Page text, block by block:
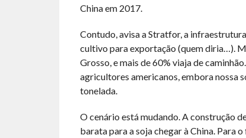
China em 2017.
Contudo, avisa a Stratfor, a
cultivo para exportação (quem diria…).
Grosso, e mais de 60% viaja de
agricultores americanos, embora nossa
tonelada.
O cenário está mudando. A construção
barata para a soja chegar à China. Para